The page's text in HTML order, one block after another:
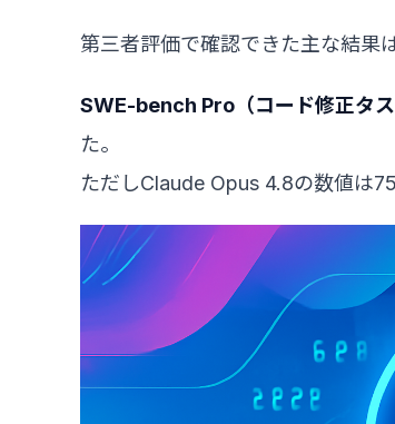
第三者評価で確認できた主な結果
SWE-bench Pro（コード修正タス
た。
ただしClaude Opus 4.8の数値は